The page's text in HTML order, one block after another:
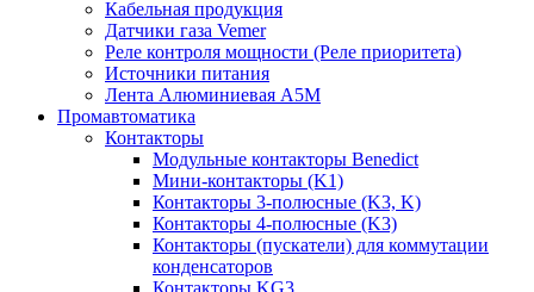
Кабельная продукция
Датчики газа Vemer
Реле контроля мощности (Реле приоритета)
Источники питания
Лента Алюминиевая А5М
Промавтоматика
Контакторы
Модульные контакторы Benedict
Мини-контакторы (K1)
Контакторы 3-полюсные (K3, K)
Контакторы 4-полюсные (K3)
Контакторы (пускатели) для коммутации
конденсаторов
Контакторы KG3